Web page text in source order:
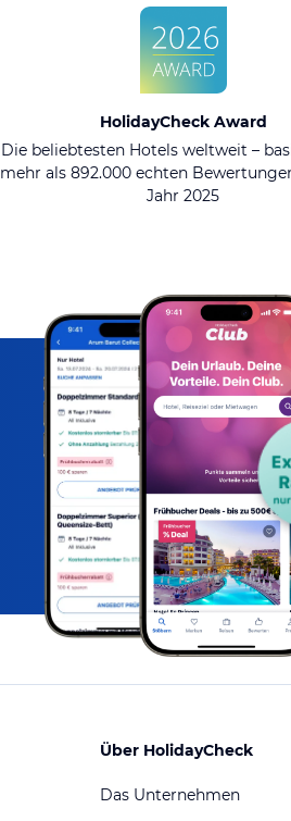
HolidayCheck Award
Die beliebtesten Hotels weltweit –
mehr als 892.000 echten
Jahr 2025
Über HolidayCheck
Das Unternehmen